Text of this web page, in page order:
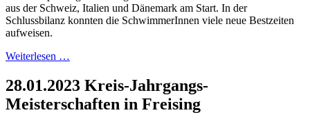
aus der Schweiz, Italien und Dänemark am Start. In der
Schlussbilanz konnten die SchwimmerInnen viele neue Bestzeiten
aufweisen.
Weiterlesen …
28.01.2023 Kreis-Jahrgangs-
Meisterschaften in Freising